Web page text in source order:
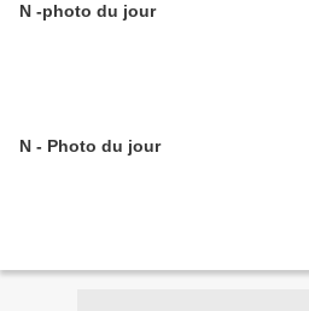
N -photo du jour
N - Photo du jour